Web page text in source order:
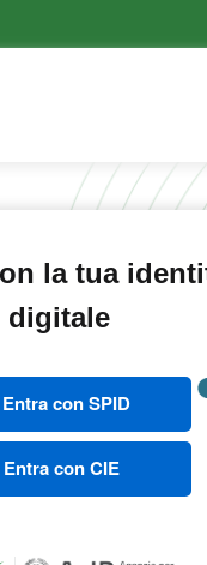
la tua
digitale
Entra con SPID
Entra con CIE